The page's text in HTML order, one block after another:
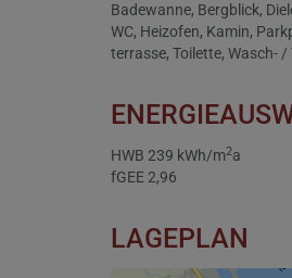
Badewanne Bergblick
WC Heizofen Kamin
terrasse Toilette Wasch- /
HWB 239 kWh/m2a
fGEE2,96
LAGEPLAN